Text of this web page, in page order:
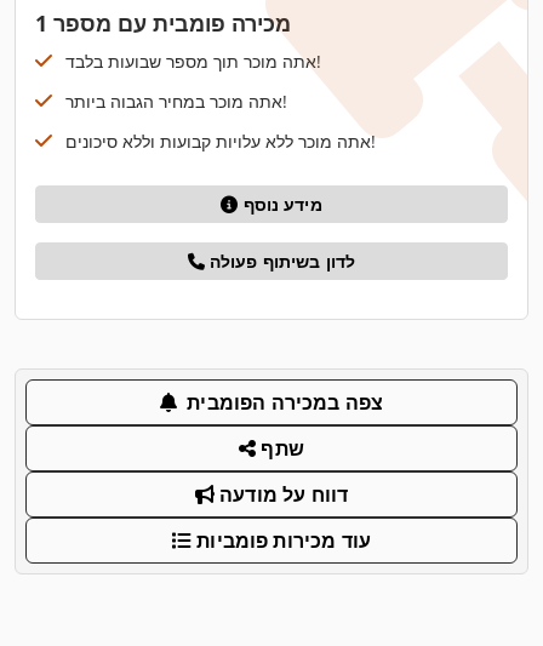
מכירה פומבית עם מספר 1
אתה מוכר תוך מספר שבועות בלבד!
אתה מוכר במחיר הגבוה ביותר!
אתה מוכר ללא עלויות קבועות וללא סיכונים!
מידע נוסף
לדון בשיתוף פעולה
צפה במכירה הפומבית
שתף
דווח על מודעה
עוד מכירות פומביות